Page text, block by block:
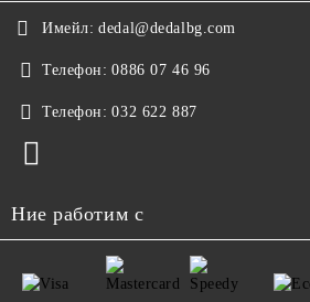
Имейл: dedal@dedalbg.com
Телефон: 0886 07 46 96
Телефон: 032 622 887
Ние работим с